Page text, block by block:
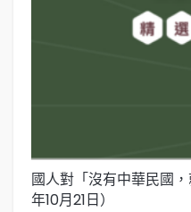
國人對「沒有中華民國
年10月21日）